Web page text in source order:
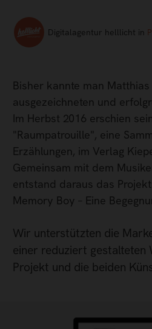
Digitalagentur helllicht in
Bisher kannte man
ausgezeichneten und
Im Herbst 2016 erschien
"Raumpatrouille", eine
Erzählungen, im Verlag
Gemeinsam mit dem
entstand daraus das
Memory Boy – Eine
Wir unterstützten die
einer reduziert gestalteten
Projekt und die beiden